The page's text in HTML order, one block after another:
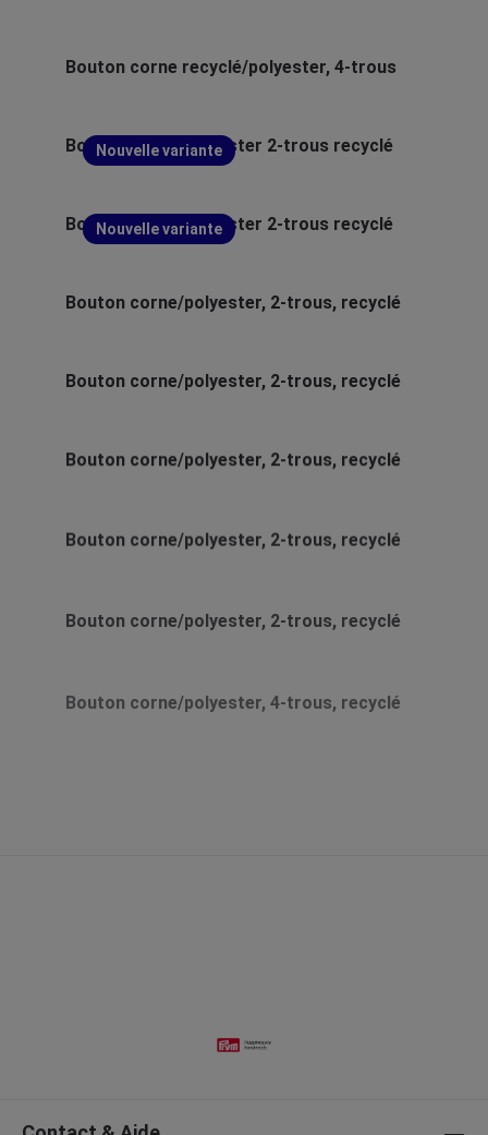
Bouton corne recyclé/polyester, 4-trous
Nouvelle variante
Bouton corne/polyester 2-trous recyclé
Nouvelle variante
Bouton corne/polyester 2-trous recyclé
Bouton corne/polyester, 2-trous, recyclé
Bouton corne/polyester, 2-trous, recyclé
Bouton corne/polyester, 2-trous, recyclé
Bouton corne/polyester, 2-trous, recyclé
Bouton corne/polyester, 2-trous, recyclé
Bouton corne/polyester, 4-trous, recyclé